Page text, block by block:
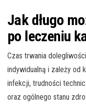
Jak długo
po leczeniu
Czas trwania
indywidualną i zależy od
infekcji, trudności
oraz ogólnego stanu